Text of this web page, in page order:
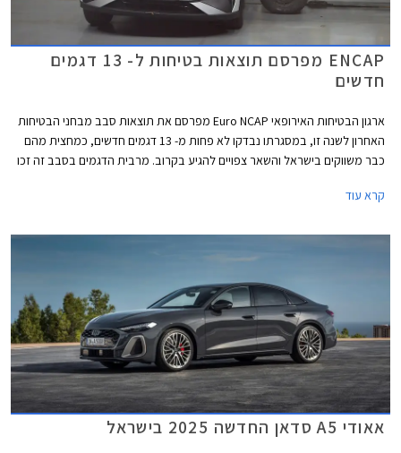
ENCAP מפרסם תוצאות בטיחות ל- 13 דגמים
חדשים
ארגון הבטיחות האירופאי Euro NCAP מפרסם את תוצאות סבב מבחני הבטיחות
האחרון לשנה זו, במסגרתו נבדקו לא פחות מ- 13 דגמים חדשים, כמחצית מהם
כבר משווקים בישראל והשאר צפויים להגיע בקרוב. מרבית הדגמים בסבב זה זכו
קרא עוד
אאודי A5 סדאן החדשה 2025 בישראל